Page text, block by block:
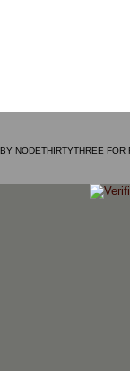
NODETHIRTYTHREE FOR